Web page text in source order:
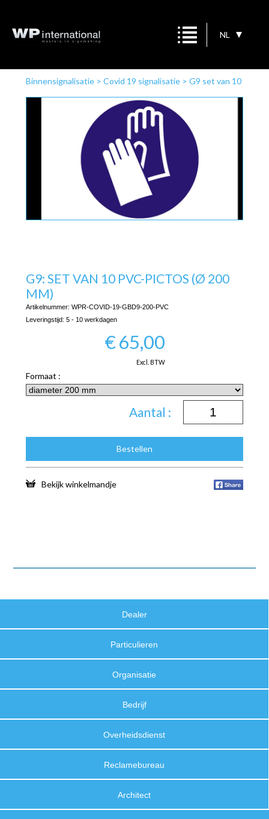
NL
Binnensignalisatie> Covid 19 signalisatie > G9 set van 10
>G9: Set van 10 PVC-pictos (Ø
G9: SET VAN 10 PVC-PICTOS (Ø 200
MM)
Artikelnummer: WPR-COVID-19-GBD9-200-PVC
Leveringstijd: 5 - 10 werkdagen
€65,00
Excl. BTW
Formaat :
Aantal :
Bestellen
Bekijk winkelmandje
Dealer
Particulieren
Organisatie
Bedrijf
Overheidsdienst
Reclamebureau
Architect